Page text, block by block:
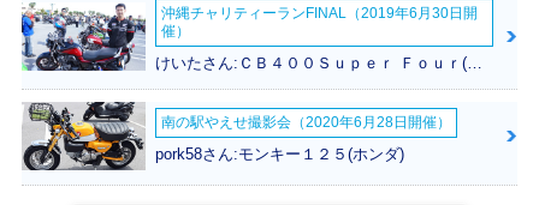
2008年 Dio・マイ
ナーチェンジ
2006年 Dio・カラ
2004年 Dio Speci
定仕様
沖縄チャリティーランFINAL（2019年6月30日開
催）
けいたさん:ＣＢ４００Ｓｕｐｅｒ Ｆｏｕｒ(ホンダ)
南の駅やえせ撮影会（2020年6月28日開催）
pork58さん:モンキー１２５(ホンダ)